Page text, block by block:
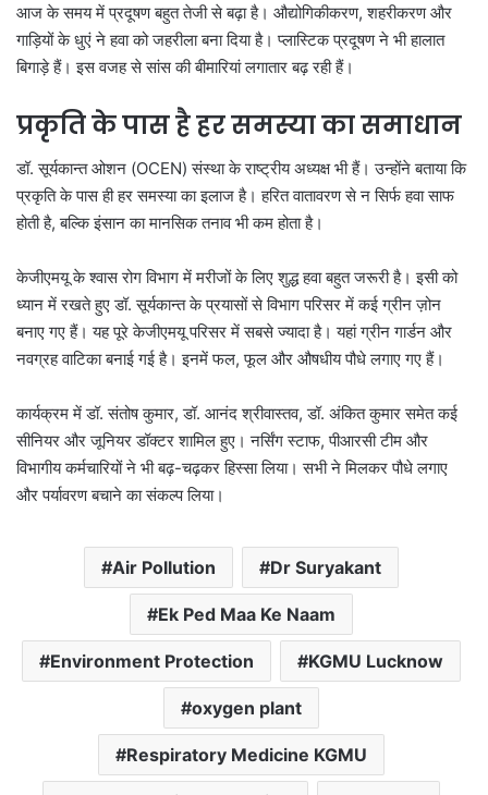
आज के समय में प्रदूषण बहुत तेजी से बढ़ा है। औद्योगिकीकरण, शहरीकरण और
गाड़ियों के धुएं ने हवा को जहरीला बना दिया है। प्लास्टिक प्रदूषण ने भी हालात
बिगाड़े हैं। इस वजह से सांस की बीमारियां लगातार बढ़ रही हैं।
प्रकृति के पास है हर समस्या का समाधान
डॉ. सूर्यकान्त ओशन (OCEN) संस्था के राष्ट्रीय अध्यक्ष भी हैं। उन्होंने बताया कि
प्रकृति के पास ही हर समस्या का इलाज है। हरित वातावरण से न सिर्फ हवा साफ
होती है, बल्कि इंसान का मानसिक तनाव भी कम होता है।
केजीएमयू के श्वास रोग विभाग में मरीजों के लिए शुद्ध हवा बहुत जरूरी है। इसी को
ध्यान में रखते हुए डॉ. सूर्यकान्त के प्रयासों से विभाग परिसर में कई ग्रीन ज़ोन
बनाए गए हैं। यह पूरे केजीएमयू परिसर में सबसे ज्यादा है। यहां ग्रीन गार्डन और
नवग्रह वाटिका बनाई गई है। इनमें फल, फूल और औषधीय पौधे लगाए गए हैं।
कार्यक्रम में डॉ. संतोष कुमार, डॉ. आनंद श्रीवास्तव, डॉ. अंकित कुमार समेत कई
सीनियर और जूनियर डॉक्टर शामिल हुए। नर्सिंग स्टाफ, पीआरसी टीम और
विभागीय कर्मचारियों ने भी बढ़-चढ़कर हिस्सा लिया। सभी ने मिलकर पौधे लगाए
और पर्यावरण बचाने का संकल्प लिया।
Air Pollution Dr Suryakant
Ek Ped Maa Ke Naam
Environment Protection KGMU Lucknow
oxygen plant
Respiratory Medicine KGMU